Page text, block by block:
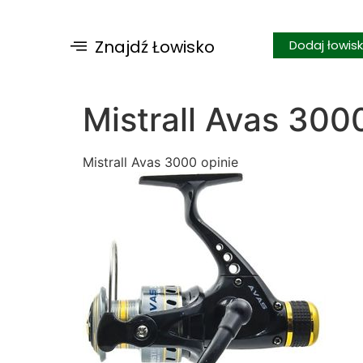
Znajdź Łowisko Dodaj
Mistrall Avas
Mistrall Avas 3000 opinie